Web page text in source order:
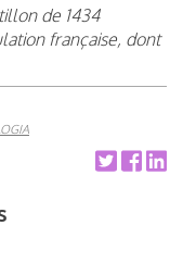
de 1434
française, dont